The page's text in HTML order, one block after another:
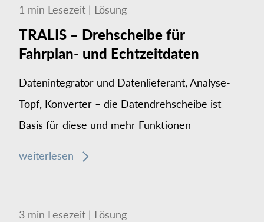
1 min Lesezeit | Lösung
TRALIS – Drehscheibe für
Fahrplan- und Echtzeitdaten
Datenintegrator und Daten­lieferant, Analyse-
Topf, Konverter – die Daten­dreh­scheibe ist
Basis für diese und mehr Funktionen
weiterlesen
3 min Lesezeit | Lösung